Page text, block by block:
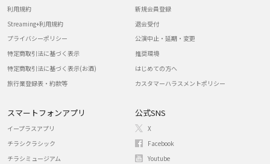
利用規約
Streaming+利用規約
プライバシーポリシー
特定商取引法に基づく表示
特定商取引法に基づく表示(お酒)
旅行業登録表・約款等
新規会員登録
退会受付
公演中止・延期・変更
推奨環境
はじめての方へ
カスタマーハラスメントポリシー
スマートフォンアプリ
イープラスアプリ
チラシクラシック
チラシミュージアム
公式SNS
X
Facebook
Youtube